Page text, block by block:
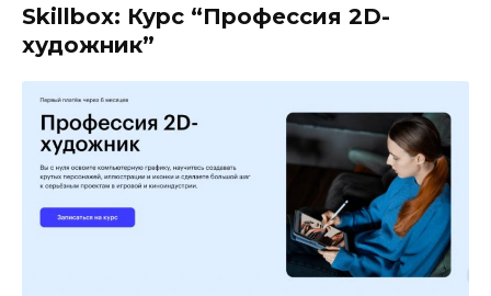
Skillbox: Курс “Профессия 2D-
художник”